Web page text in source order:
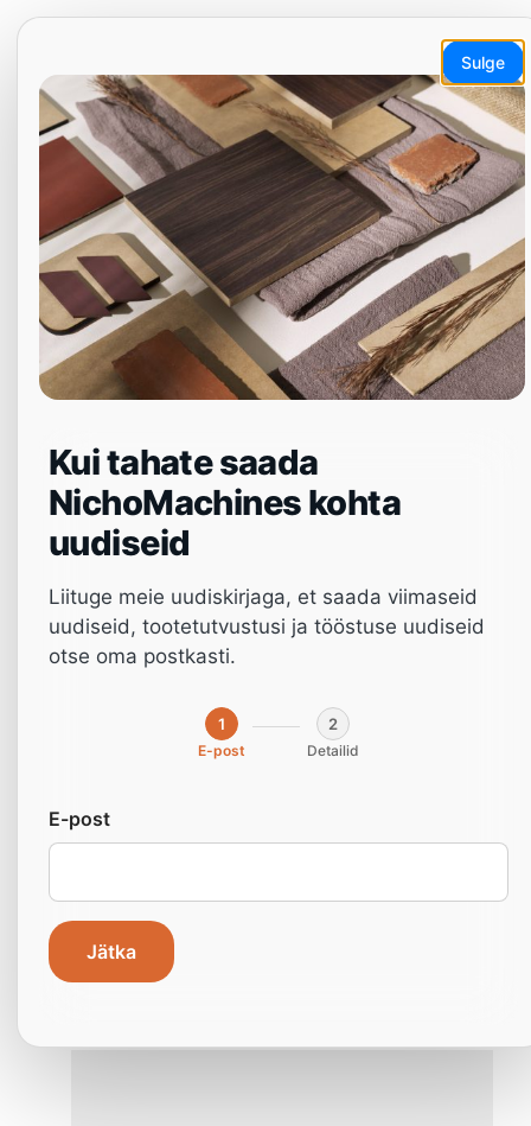
Mine
juurde
Menüü
Kaasaegse
puidutootmise
NichoMachines toob teile kvaliteetsed ja
odavad masinad otse käeulatuses. Teeme
millel on 3-aastane garantii.
Kodu » Masinad
Sulge
Kui tahate saada
NichoMachines kohta
uudiseid
Liituge meie uudiskirjaga, et saada viimaseid
uudiseid, tootetutvustusi ja tööstuse uudiseid
otse oma postkasti.
1
E-post
2
Detailid
E-post
Jätka